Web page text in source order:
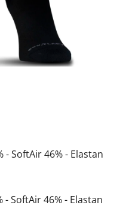
- SoftAir 46% - Elastan
- SoftAir 46% - Elastan